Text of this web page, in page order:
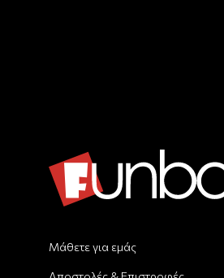
Μάθετε για εμάς